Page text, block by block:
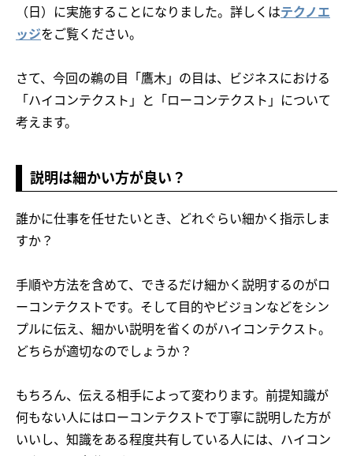
（日）に実施することになりました。詳しくはテクノエ
ッジをご覧ください。
さて、今回の鵜の目「鷹木」の目は、ビジネスにおける
「ハイコンテクスト」と「ローコンテクスト」について
考えます。
説明は細かい方が良い？
誰かに仕事を任せたいとき、どれぐらい細かく指示しま
すか？
手順や方法を含めて、できるだけ細かく説明するのがロ
ーコンテクストです。そして目的やビジョンなどをシン
プルに伝え、細かい説明を省くのがハイコンテクスト。
どちらが適切なのでしょうか？
もちろん、伝える相手によって変わります。前提知識が
何もない人にはローコンテクストで丁寧に説明した方が
いいし、知識をある程度共有している人には、ハイコン